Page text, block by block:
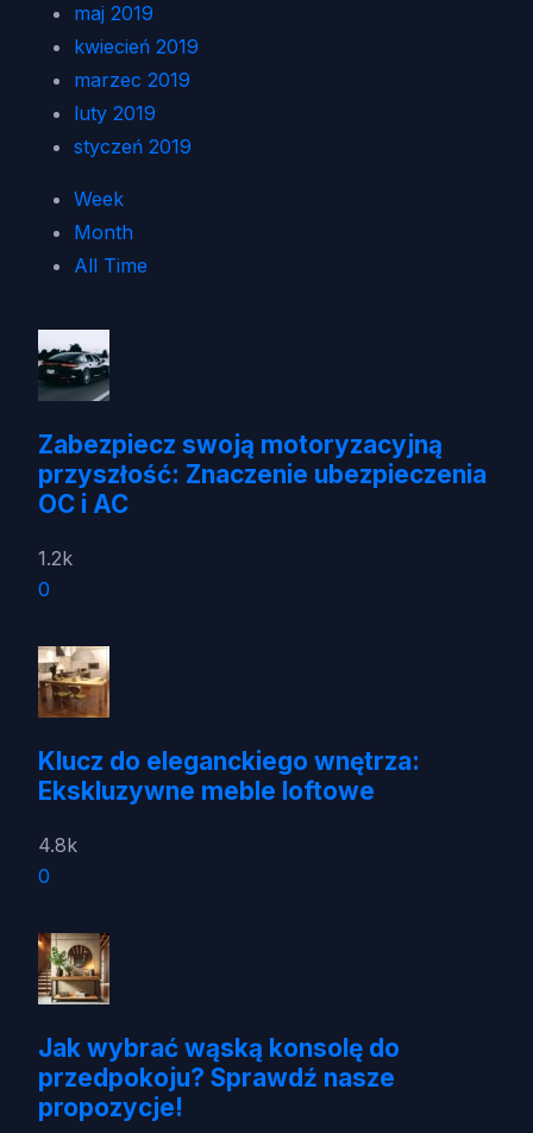
maj 2019
kwiecień 2019
marzec 2019
luty 2019
styczeń 2019
Week
Month
All Time
Zabezpiecz swoją motoryzacyjną
przyszłość: Znaczenie ubezpieczenia
OC i AC
1.2k
0
Klucz do eleganckiego wnętrza:
Ekskluzywne meble loftowe
4.8k
0
Jak wybrać wąską konsolę do
przedpokoju? Sprawdź nasze
propozycje!